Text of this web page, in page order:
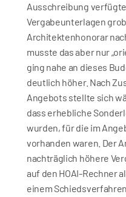
Ausschreibung
Vergabeunterlagen
Architektenhonorar
musste das aber nur
ging nahe an dieses
deutlich höher. Nach
Angebots stellte sich
dass erhebliche
wurden, für die im
vorhanden waren. Der
nachträglich höhere
auf den HOAI-Rechner
einem